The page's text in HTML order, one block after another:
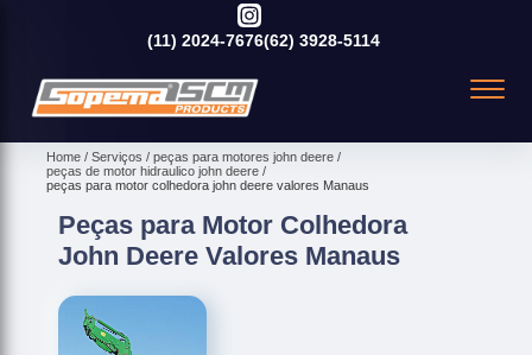
(11) 2024-7676(62) 3928-5114
Home Serviços
peças para motores john deere
peças de motor hidraulico john deere
peças para motor colhedora john deere valores Manaus
Peças para Motor Colhedora
John Deere Valores Manaus